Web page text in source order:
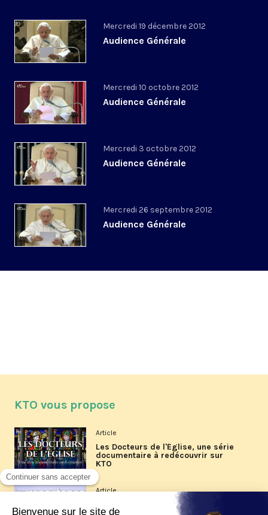
Mercredi 19 décembre 2012
Audience Générale
Mercredi 10 octobre 2012
Audience Générale
Mercredi 3 octobre 2012
Audience Générale
Mercredi 26 septembre 2012
Audience Générale
KTO vous propose
Article
Les Docteurs de l'Église, une série
documentaire à redécouvrir sur
KTO
Article
Les reportages d'été 2026 de KTO